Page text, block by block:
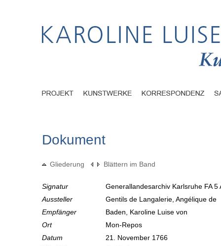
Dokument
Gliederung Blättern im Band
Signatur
Generallandesarchiv Karlsruhe FA 5
Aussteller
Gentils de Langalerie, Angélique de
Empfänger
Baden, Karoline Luise von
Ort
Mon-Repos
Datum
21. November 1766